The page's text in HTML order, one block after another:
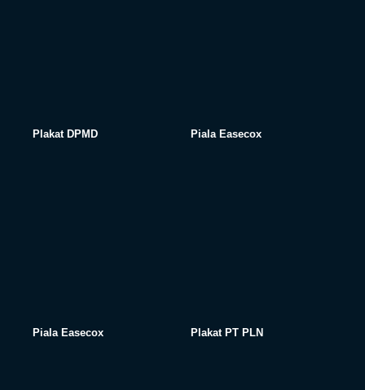
Plakat DPMD Piala Easecox
Piala Easecox Plakat PT PLN